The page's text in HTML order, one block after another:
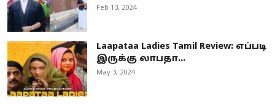
Feb 13, 2024
Laapataa Ladies Tamil Review: எப்படி
இருக்கு லாபதா...
May 3, 2024